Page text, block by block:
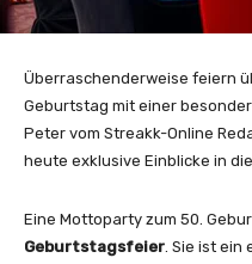
Überraschenderweise feiern
Geburtstag mit einer
Peter vom Streakk-Online
heute exklusive Einblicke in
Eine Mottoparty zum 50.
Geburtstagsfeier. Sie ist ein